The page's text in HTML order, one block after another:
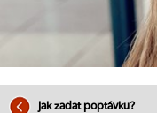
Jak zadat poptávku?